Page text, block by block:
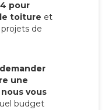
pour
toiture et
de
une
vous
budget